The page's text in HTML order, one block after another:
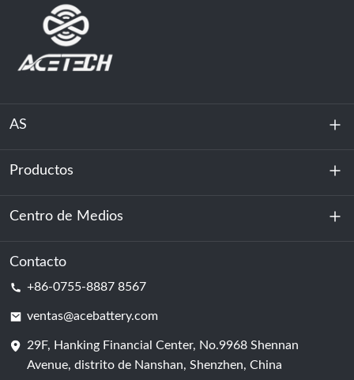
AS
Sobre nosotros
Sostenibilidad
Productos
Almacenamiento de energía
Centro de datos y sala de servidores
Célula de batería
Centro de Medios
Noticias
Contacto
+86-0755-8887 8567
ventas@acebattery.com
29F, Hanking Financial Center, No.9968 Shennan
Avenue, distrito de Nanshan, Shenzhen, China